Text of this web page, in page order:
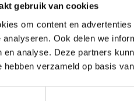
gebruik van cookies
om content en
Ook delen we
en analyse. Deze partners
hebben verzameld op basis
Über uns
Über uns
Unser Team
Franchise
Kontakt Niederlande
Kontakt Deutschland
Kontakt Österreich
News